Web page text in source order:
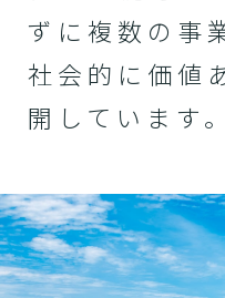
ずに複数の事
社会的に価値
開しています。